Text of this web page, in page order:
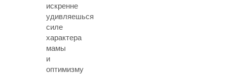
искренне
удивляешься
силе
характера
мамы
и
оптимизму